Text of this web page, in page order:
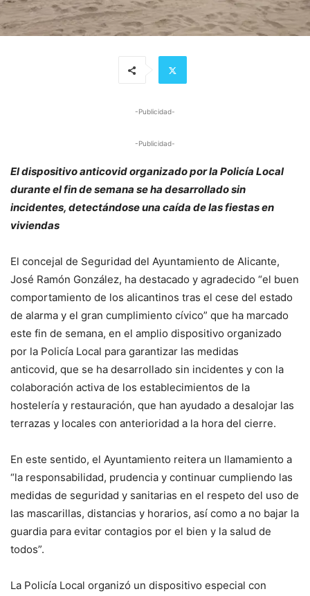
-Publicidad-
-Publicidad-
El dispositivo anticovid organizado por la Policía Local
durante el fin de semana se ha desarrollado sin
incidentes, detectándose una caída de las fiestas en
viviendas
El concejal de Seguridad del Ayuntamiento de Alicante,
José Ramón González, ha destacado y agradecido “el buen
comportamiento de los alicantinos tras el cese del estado
de alarma y el gran cumplimiento cívico” que ha marcado
este fin de semana, en el amplio dispositivo organizado
por la Policía Local para garantizar las medidas
anticovid, que se ha desarrollado sin incidentes y con la
colaboración activa de los establecimientos de la
hostelería y restauración, que han ayudado a desalojar las
terrazas y locales con anterioridad a la hora del cierre.
En este sentido, el Ayuntamiento reitera un llamamiento a
“la responsabilidad, prudencia y continuar cumpliendo las
medidas de seguridad y sanitarias en el respeto del uso de
las mascarillas, distancias y horarios, así como a no bajar la
guardia para evitar contagios por el bien y la salud de
todos”.
La Policía Local organizó un dispositivo especial con